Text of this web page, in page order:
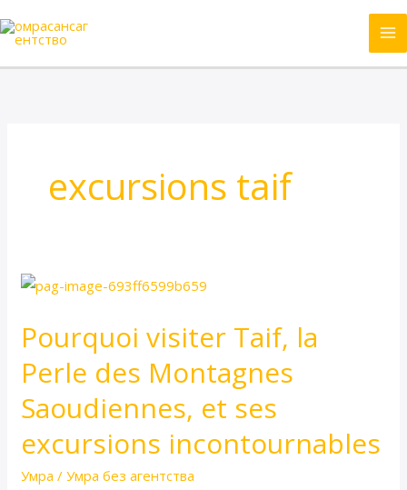
to
excursions taif
Pourquoi visiter Taif, la
Perle des Montagnes
Saoudiennes, et ses
excursions incontournables
Умра /Умра без агентства
Pourquoi
Taif,
Perle
des
Saoudiennes,
et